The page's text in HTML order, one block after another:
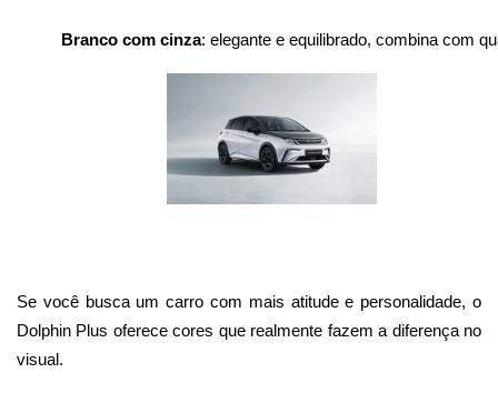
Branco com cinza: elegante e equilibrado, combina com
Se você busca um carro com mais atitude e personalidade, o
Dolphin Plus oferece cores que realmente fazem a diferença no
visual.